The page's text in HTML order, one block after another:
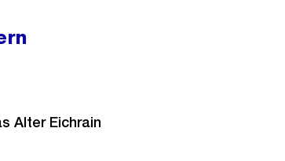
Alter Eichrain